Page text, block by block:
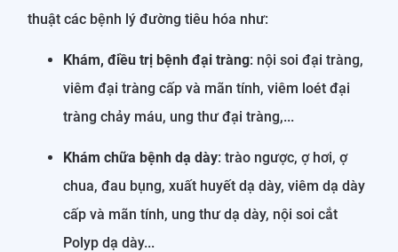
thuật các bệnh lý đường tiêu hóa như:
Khám, điều trị bệnh đại tràng: nội soi đại tràng,
viêm đại tràng cấp và mãn tính, viêm loét đại
tràng chảy máu, ung thư đại tràng,...
Khám chữa bệnh dạ dày: trào ngược, ợ hơi, ợ
chua, đau bụng, xuất huyết dạ dày, viêm dạ dày
cấp và mãn tính, ung thư dạ dày, nội soi cắt
Polyp dạ dày...